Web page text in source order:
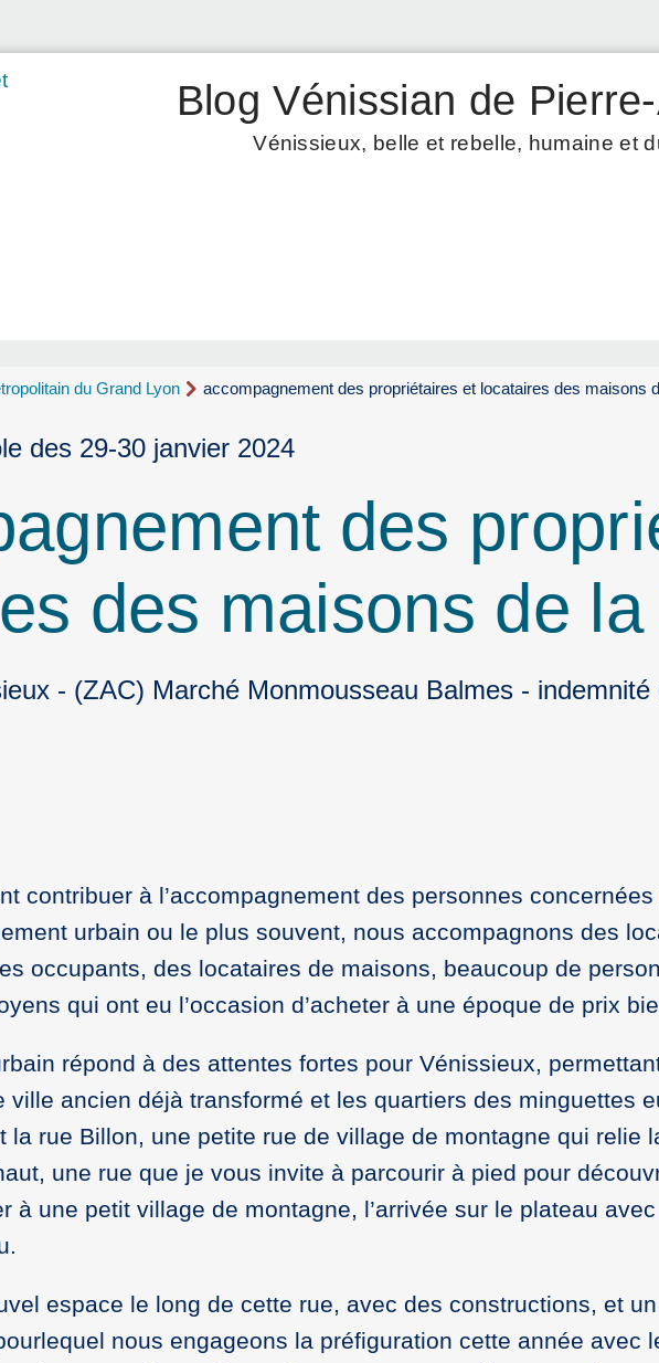
Blog Vénissian de
Vénissieux, belle et rebelle, humaine et
du Grand Lyon accompagnement des propriétaires et locataires des maisons
des 29-30 janvier 2024
des
des maisons de
- (ZAC) Marché Monmousseau Balmes -
contribuer à l’accompagnement des personnes
urbain ou le plus souvent, nous accompagnons des
occupants, des locataires de maisons, beaucoup de
qui ont eu l’occasion d’acheter à une époque de prix
répond à des attentes fortes pour Vénissieux,
ville ancien déjà transformé et les quartiers des minguettes
la rue Billon, une petite rue de village de montagne qui relie
une rue que je vous invite à parcourir à pied pour
à une petit village de montagne, l’arrivée sur le plateau
espace le long de cette rue, avec des constructions, et
nous engageons la préfiguration cette année avec